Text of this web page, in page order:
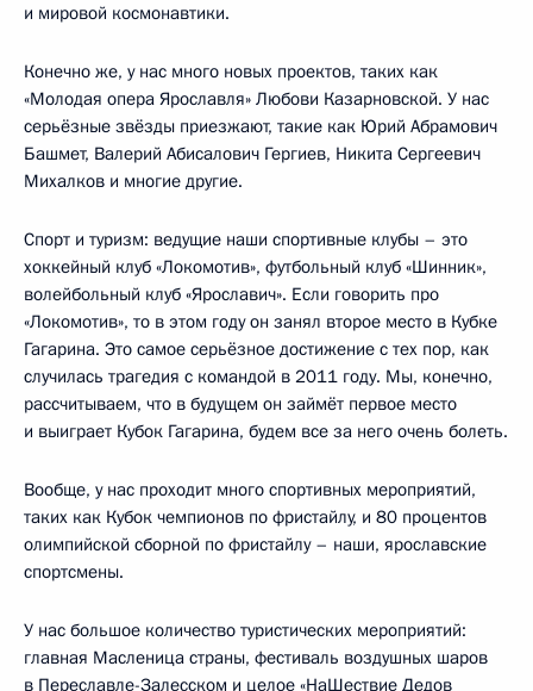
и мировой космонавтики.
Конечно же, у нас много новых проектов, таких как
«Молодая опера Ярославля» Любови Казарновской. У нас
серьёзные звёзды приезжают, такие как Юрий Абрамович
Башмет, Валерий Абисалович Гергиев, Никита Сергеевич
Михалков и многие другие.
Спорт и туризм: ведущие наши спортивные клубы – это
хоккейный клуб «Локомотив», футбольный клуб «Шинник»,
волейбольный клуб «Ярославич». Если говорить про
«Локомотив», то в этом году он занял второе место в Кубке
Гагарина. Это самое серьёзное достижение с тех пор, как
случилась трагедия с командой в 2011 году. Мы, конечно,
рассчитываем, что в будущем он займёт первое место
и выиграет Кубок Гагарина, будем все за него очень болеть.
Вообще, у нас проходит много спортивных мероприятий,
таких как Кубок чемпионов по фристайлу, и 80 процентов
олимпийской сборной по фристайлу – наши, ярославские
спортсмены.
У нас большое количество туристических мероприятий:
главная Масленица страны, фестиваль воздушных шаров
в Переславле-Залесском и целое «НаШествие Дедов